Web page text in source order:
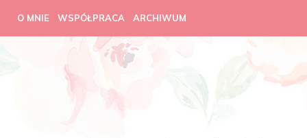
O MNIE WSPÓŁPRACA ARCHIWUM